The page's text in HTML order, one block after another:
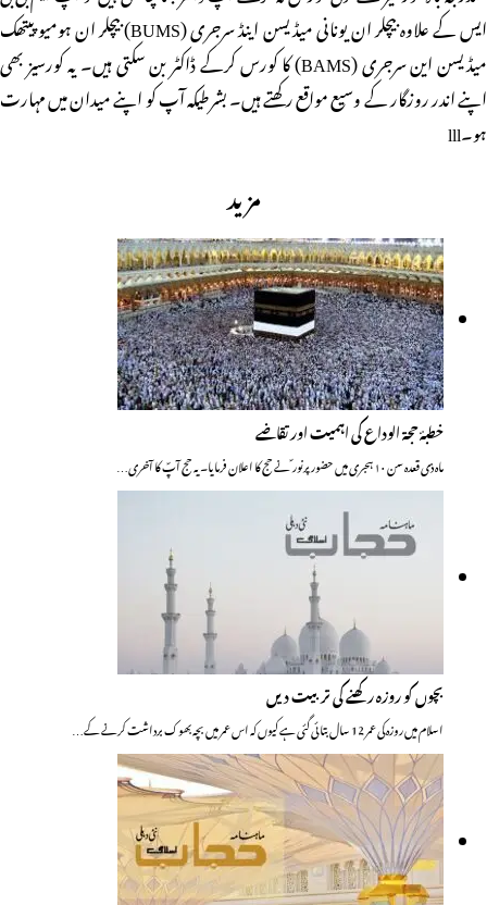
ایس کے علاوہ بیچلر ان یونانی میڈیسن اینڈ سرجری (BUMS) بیچلر ان ہومیو پیتھک
میڈیسن این سرجری (BAMS) کا کورس کرکے ڈاکٹر بن سکتی ہیں۔ یہ کورسیز بھی
اپنے اندر روزگار کے وسیع مواقع رکھتے ہیں۔ بشرطیکہ آپ کو اپنے میدان میں مہارت
ہو۔lll
مزید
خطبۂ حجۃ الوداع کی اہمیت اور تقاضے
ماہ ذی قعدہ سن ۱۰ ہجری میں حضور پرنور ؐ نے حج کا اعلان فرمایا۔ یہ حج آپؐ کا آخری…
بچوں کو روزہ رکھنے کی تربیت دیں
اسلام میں روزہ کی عمر 12 سال بتائی گئی ہے کیوں کہ اس عمر میں بچہ بھوک برداشت کرنے کے…